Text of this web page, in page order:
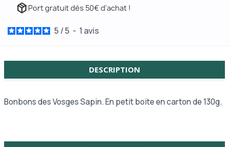
package_2 Port gratuit dès 50€ d'achat !
5 /5 - 1 avis
DESCRIPTION
Bonbons des Vosges Sapin. En petit boite en carton de 130g.